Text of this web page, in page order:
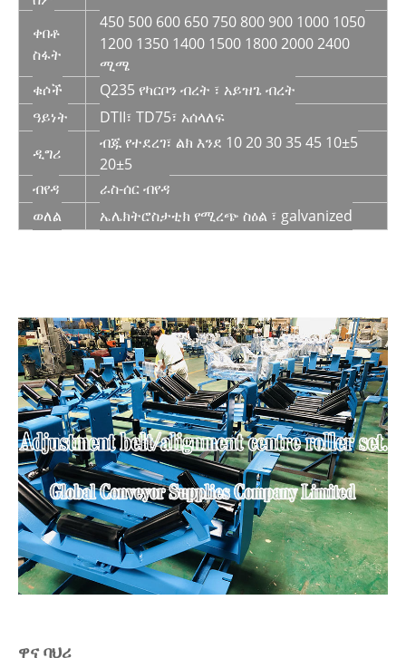
ቀበቶ
ስፋት
450 500 600 650 750 800 900 1000 1050
1200 1350 1400 1500 1800 2000 2400
ሚሜ
ቁሶች
Q235 የካርቦን ብረት ፣ አይዝጌ ብረት
ዓይነት
DTII፣ TD75፣ አሰላለፍ
ዲግሪ
ብጁ የተደረገ፣ ልክ እንደ 10 20 30 35 45 10±5
20±5
ብየዳ
ራስ-ሰር ብየዳ
ወለል
ኤሌክትሮስታቲክ የሚረጭ ስዕል ፣ galvanized
ዋና ባህሪ